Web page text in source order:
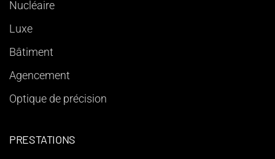
Nucléaire
Luxe
Bâtiment
Agencement
Optique de précision
PRESTATIONS